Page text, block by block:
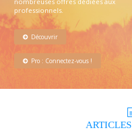
professionnels.
Découvrir
Pro : Connectez-vous !
ARTICLES